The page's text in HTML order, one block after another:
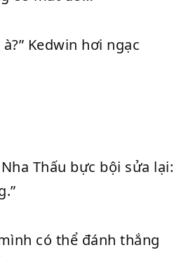
Kedwin hơi ngạc
Thấu bực bội sửa lại:
có thể đánh thắng